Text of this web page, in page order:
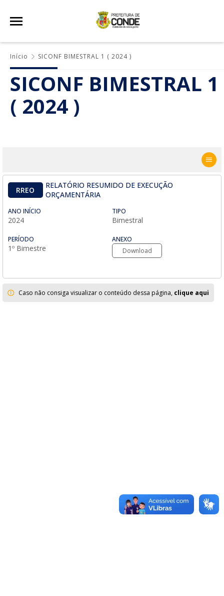
Início SICONF BIMESTRAL 1 ( 2024 )
SICONF BIMESTRAL 1
( 2024 )
RREO
RELATÓRIO RESUMIDO DE EXECUÇÃO
ORÇAMENTÁRIA
ANO INÍCIO
2024
TIPO
Bimestral
PERÍODO
1º Bimestre
ANEXO
Download
Caso não consiga visualizar o conteúdo dessa página, clique aqui